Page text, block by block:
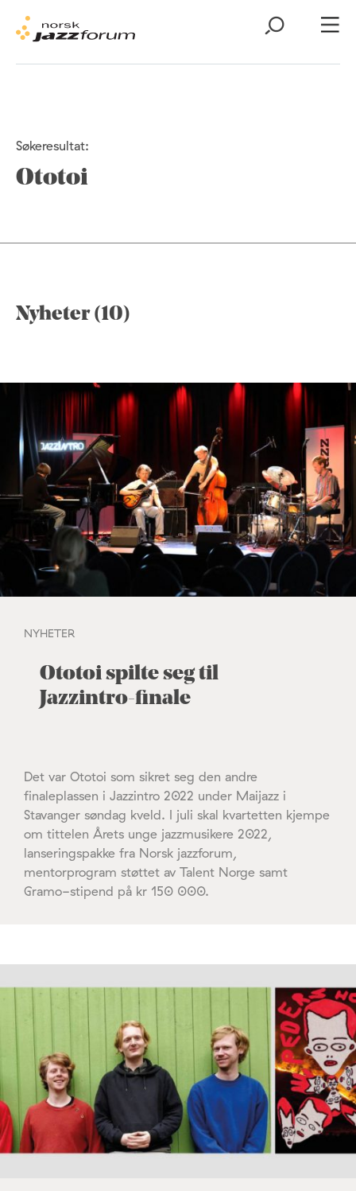
Søkeresultat:
Ototoi
Nyheter (10)
NYHETER
Ototoi spilte seg til
Jazzintro-finale
Det var Ototoi som sikret seg den andre
finaleplassen i Jazzintro 2022 under Maijazz i
Stavanger søndag kveld. I juli skal kvartetten kjempe
om tittelen Årets unge jazzmusikere 2022,
lanseringspakke fra Norsk jazzforum,
mentorprogram støttet av Talent Norge samt
Gramo-stipend på kr 150 000.